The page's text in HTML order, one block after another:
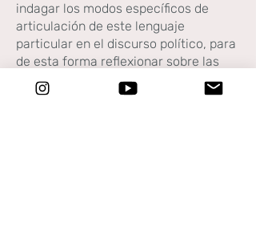
indagar los modos específicos de
articulación de este lenguaje
particular en el discurso político, para
de esta forma reflexionar sobre las
implicancias de aquellos procesos
articulatorios, tanto a nivel de los